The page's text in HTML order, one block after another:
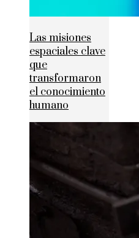
Las misiones
espaciales clave
que
transformaron
el conocimiento
humano